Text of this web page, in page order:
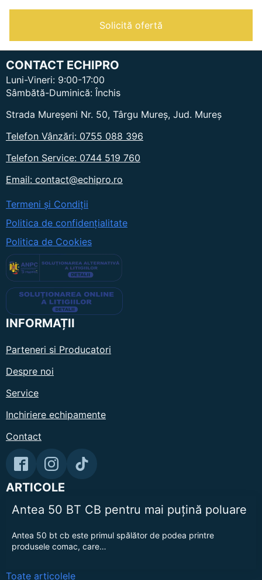
REFRIGERARE
Solicită ofertă
CONTACT ECHIPRO
Luni-Vineri: 9:00-17:00
Sâmbătă-Duminică: Închis
Strada Mureșeni Nr. 50, Târgu Mureș, Jud. Mureș
Telefon Vânzări: 0755 088 396
Telefon Service: 0744 519 760
Email: contact@echipro.ro
Termeni și Condiții
Politica de confidențialitate
Politica de Cookies
INFORMAȚII
Parteneri si Producatori
Despre noi
Service
Inchiriere echipamente
Contact
ARTICOLE
Antea 50 BT CB pentru mai puțină poluare
Antea 50 bt cb este primul spălător de podea printre
produsele comac, care…
Toate articolele